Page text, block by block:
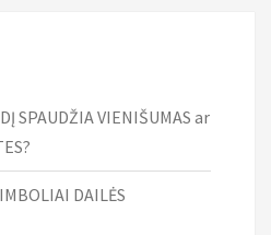
SPAUDŽIA VIENIŠUMAS ar
DAILĖS